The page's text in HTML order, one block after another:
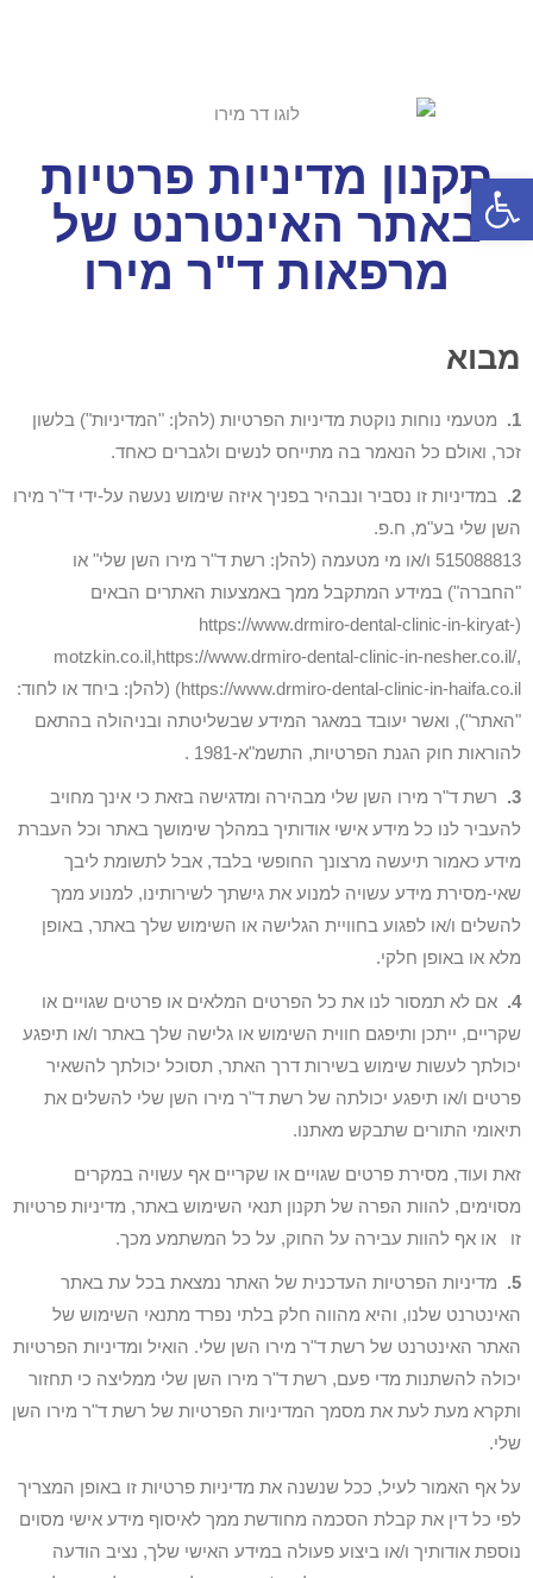
תקנון מדיניות פרטיות
באתר האינטרנט של
מרפאות ד"ר מירו
מבוא
1.
מטעמי נוחות נוקטת מדיניות הפרטיות (להלן: "המדיניות") בלשון
זכר, ואולם כל הנאמר בה מתייחס לנשים ולגברים כאחד.
2.
במדיניות זו נסביר ונבהיר בפניך איזה שימוש נעשה על-ידי ד"ר מירו
השן שלי בע"מ, ח.פ.
515088813 ו/או מי מטעמה (להלן: רשת ד"ר מירו השן שלי" או
"החברה") במידע המתקבל ממך באמצעות האתרים הבאים
(https://www.drmiro-dental-clinic-in-kiryat-
motzkin.co.il,https://www.drmiro-dental-clinic-in-nesher.co.il/,
https://www.drmiro-dental-clinic-in-haifa.co.il) (להלן: ביחד או לחוד:
"האתר"), ואשר יעובד במאגר המידע שבשליטתה ובניהולה בהתאם
להוראות חוק הגנת הפרטיות, התשמ"א-1981 .
3.
רשת ד"ר מירו השן שלי מבהירה ומדגישה בזאת כי אינך מחויב
להעביר לנו כל מידע אישי אודותיך במהלך שימושך באתר וכל העברת
מידע כאמור תיעשה מרצונך החופשי בלבד, אבל לתשומת ליבך
שאי-מסירת מידע עשויה למנוע את גישתך לשירותינו, למנוע ממך
להשלים ו/או לפגוע בחוויית הגלישה או השימוש שלך באתר, באופן
מלא או באופן חלקי.
4.
אם לא תמסור לנו את כל הפרטים המלאים או פרטים שגויים או
שקריים, ייתכן ותיפגם חווית השימוש או גלישה שלך באתר ו/או תיפגע
יכולתך לעשות שימוש בשירות דרך האתר, תסוכל יכולתך להשאיר
פרטים ו/או תיפגע יכולתה של רשת ד"ר מירו השן שלי להשלים את
תיאומי התורים שתבקש מאתנו.
זאת ועוד, מסירת פרטים שגויים או שקריים אף עשויה במקרים
מסוימים, להוות הפרה של תקנון תנאי השימוש באתר, מדיניות פרטיות
זו או אף להוות עבירה על החוק, על כל המשתמע מכך.
5.
מדיניות הפרטיות העדכנית של האתר נמצאת בכל עת באתר
האינטרנט שלנו, והיא מהווה חלק בלתי נפרד מתנאי השימוש של
האתר האינטרנט של רשת ד"ר מירו השן שלי. הואיל ומדיניות הפרטיות
יכולה להשתנות מדי פעם, רשת ד"ר מירו השן שלי ממליצה כי תחזור
ותקרא מעת לעת את מסמך המדיניות הפרטיות של רשת ד"ר מירו השן
שלי.
על אף האמור לעיל, ככל שנשנה את מדיניות פרטיות זו באופן המצריך
לפי כל דין את קבלת הסכמה מחודשת ממך לאיסוף מידע אישי מסוים
נוספת אודותיך ו/או ביצוע פעולה במידע האישי שלך, נציב הודעה
פתח סרגל נגישות